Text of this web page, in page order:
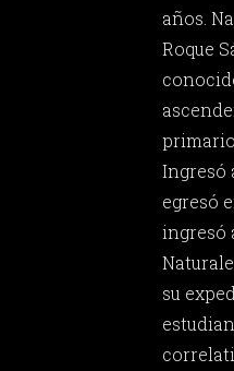
años.
Roque
Ingresó
egresó
ingresó
su